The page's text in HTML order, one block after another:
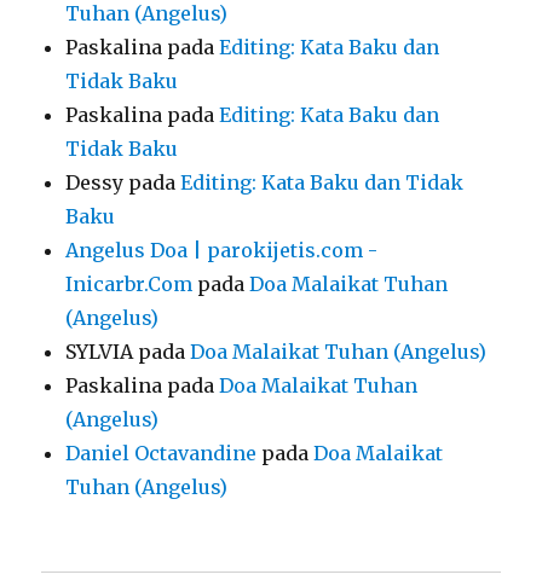
Tuhan (Angelus)
Paskalina padaEditing: Kata Baku dan
Tidak Baku
Paskalina padaEditing: Kata Baku dan
Tidak Baku
Dessy padaEditing: Kata Baku dan Tidak
Baku
Angelus Doa | parokijetis.com -
Inicarbr.Com padaDoa Malaikat Tuhan
(Angelus)
SYLVIApadaDoa Malaikat Tuhan (Angelus)
Paskalina padaDoa Malaikat Tuhan
(Angelus)
Daniel Octavandine padaDoa Malaikat
Tuhan (Angelus)